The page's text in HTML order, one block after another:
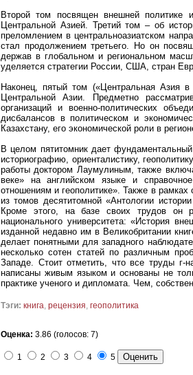
Второй том посвящен внешней
Центральной Азией. Третий том – об
преломлением в центральноазиатском
стал продолжением третьего. Но он
держав в глобальном и региональном
уделяется стратегии России, США, стран
Наконец, пятый том («Центральная Азия в
Центральной Азии. Предметно
организаций и военно-политических
дисбалансов в политическом и
Казахстану, его экономической роли в
В целом пятитомник дает
историографию, ориенталистику,
работы доктором Лаумулиным, также
веке» на английском языке и
отношениям и геополитике». Также в
из томов десятитомной «Антологии
Кроме этого, на базе своих трудов он
национального университета: «История
изданной недавно им в Великобритании
делает понятными для западного
несколько сотен статей по различным
Западе. Стоит отметить, что все труды
написаны живым языком и основаны не
практике ученого и дипломата. Чем,
Тэги: книга, рецензия, геополитика
Оценка: 3.86 (голосов: 7)
1 2 3 4 5